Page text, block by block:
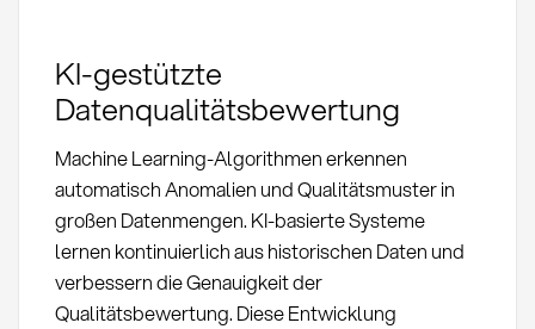
KI-gestützte
Datenqualitätsbewertung
Machine Learning-Algorithmen erkennen
automatisch Anomalien und Qualitätsmuster in
großen Datenmengen. KI-basierte Systeme
lernen kontinuierlich aus historischen Daten und
verbessern die Genauigkeit der
Qualitätsbewertung. Diese Entwicklung